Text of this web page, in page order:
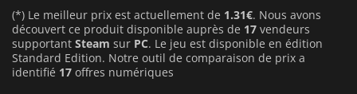
3.39€
(*) Le meilleur prix est actuellement de 1.31€. Nous avons
découvert ce produit disponible auprès de 17 vendeurs
supportant Steam sur PC. Le jeu est disponible en édition
Standard Edition. Notre outil de comparaison de prix a
identifié 17 offres numériques